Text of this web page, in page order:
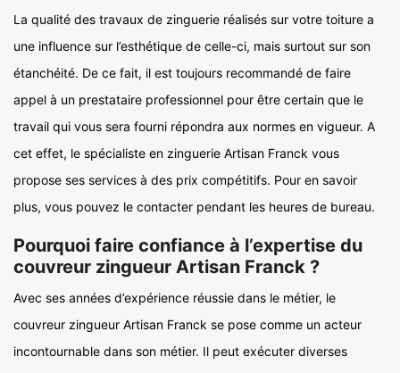
La qualité des travaux de zinguerie réalisés sur votre toiture a
une influence sur l’esthétique de celle-ci, mais surtout sur son
étanchéité. De ce fait, il est toujours recommandé de faire
appel à un prestataire professionnel pour être certain que le
travail qui vous sera fourni répondra aux normes en vigueur. A
cet effet, le spécialiste en zinguerie Artisan Franck vous
propose ses services à des prix compétitifs. Pour en savoir
plus, vous pouvez le contacter pendant les heures de bureau.
Pourquoi faire confiance à l’expertise du
couvreur zingueur Artisan Franck ?
Avec ses années d’expérience réussie dans le métier, le
couvreur zingueur Artisan Franck se pose comme un acteur
incontournable dans son métier. Il peut exécuter diverses